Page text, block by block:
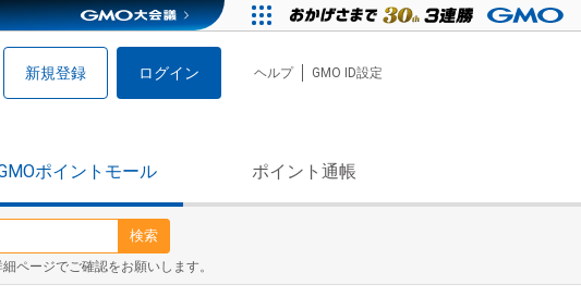
新規登録 ログイン ヘルプ GMO ID設定
ポイントモール ポイント通帳
検索
ページでご確認をお願いします。